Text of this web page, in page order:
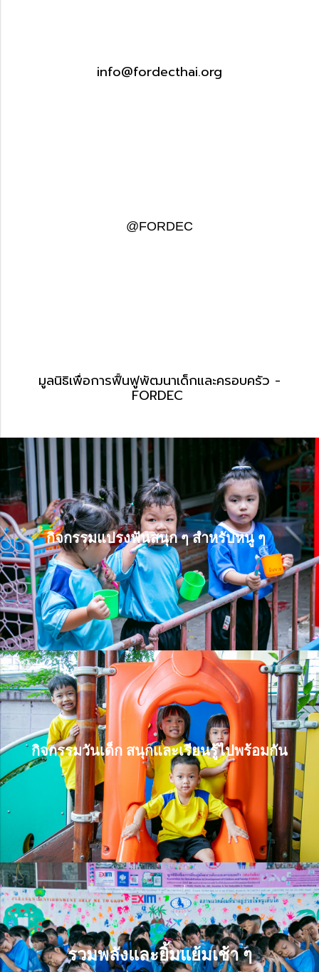
info@fordecthai.org
@FORDEC
มูลนิธิเพื่อการฟื้นฟูพัฒนาเด็กและครอบครัว -
FORDEC
กิจกรรมแปรงฟันสนุก ๆ สำหรับหนู ๆ
กิจกรรมแปรงฟันสนุก ๆ สำหรับหนู
กิจกรรมวันเด็ก สนุกและเรียนรู้ไปพร้อมกัน
กิจกรรมวันเด็ก สนุกและเรียนรู้ไปพร้อมกัน
รวมพลังและยิ้มแย้มเช้า ๆ
รวมพลังและยิ้มแย้มเช้า ๆ